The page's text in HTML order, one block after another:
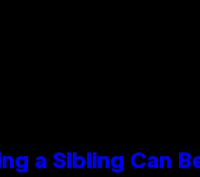
a Sibling Can